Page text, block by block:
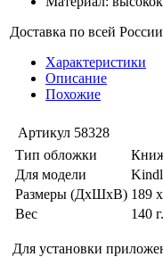
Доставка по всей
Характеристики
Описание
Похожие
Артикул 58328
Тип обложки
Для модели
Размеры (ДхШхВ) 189
Вес
140 г.
Для установки